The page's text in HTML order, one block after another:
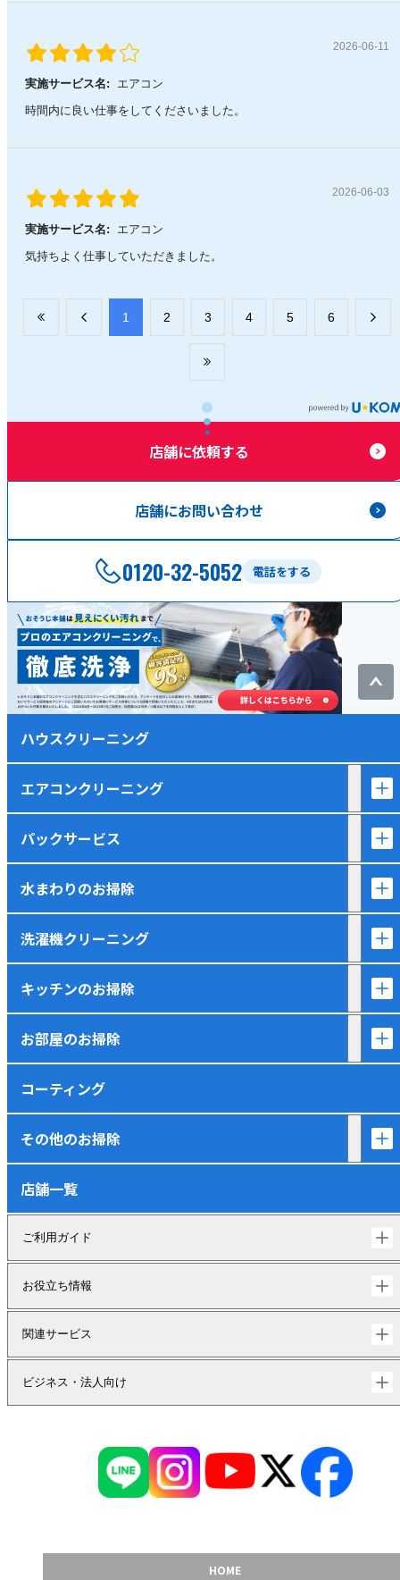
2026-06-11
実施サービス名:
エアコン
時間内に良い仕事をしてくださいました。
2026-06-03
実施サービス名:
エアコン
気持ちよく仕事していただきました。
​1 ​2 ​3 ​4 ​5 ​6
店舗に依頼する
店舗にお問い合わせ
電話をする
0120-32-5052
ハウスクリーニング
エアコンクリーニング
パックサービス
水まわりのお掃除
洗濯機クリーニング
キッチンのお掃除
お部屋のお掃除
コーティング
その他のお掃除
店舗一覧
ご利用ガイド
お役立ち情報
関連サービス
ビジネス・法人向け
HOME